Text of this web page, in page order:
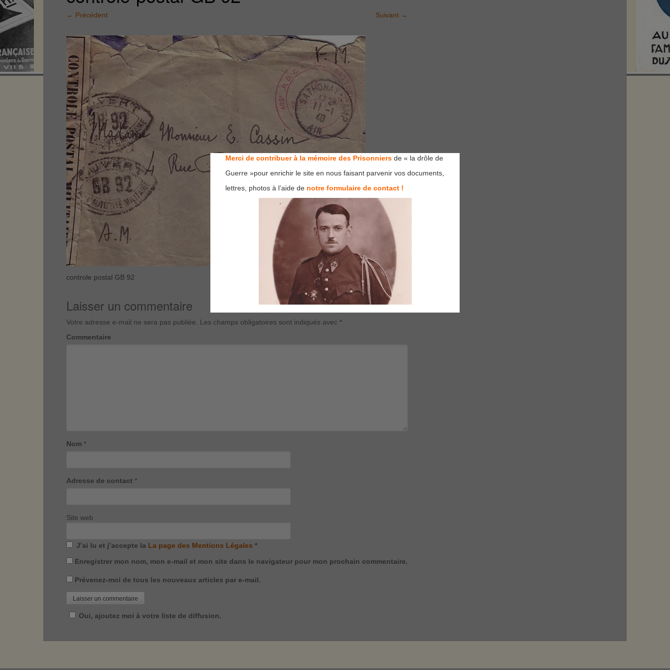
← Précédent Suivant →
controle postal GB 92
Laisser un commentaire
Votre adresse e-mail ne sera pas publiée. Les champs obligatoires sont indiqués avec *
Commentaire
Nom *
Adresse de contact *
Site web
J’ai lu et j’accepte la La page des Mentions Légales *
Enregistrer mon nom, mon e-mail et mon site dans le navigateur pour mon prochain commentaire.
Prévenez-moi de tous les nouveaux articles par e-mail.
Oui, ajoutez moi à votre liste de diffusion.
Merci de contribuer à la mémoire des Prisonniers de « la drôle de
Guerre »pour enrichir le site en nous faisant parvenir vos documents,
lettres, photos à l’aide de notre formulaire de contact !